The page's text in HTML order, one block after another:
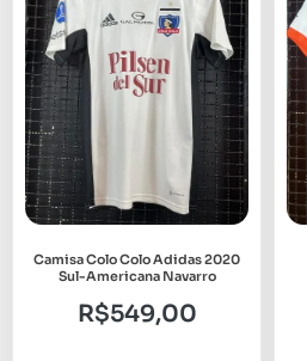
Camisa Colo Colo Adidas 2020
Sul-Americana Navarro
R$549,00